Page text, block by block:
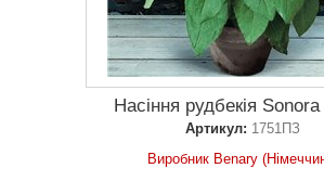
Насіння рудбекія
Артикул: 1751ПЗ
Виробник Benary